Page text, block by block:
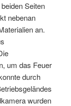
Seiten
nebenan
an.
um das Feuer
durch
wurden